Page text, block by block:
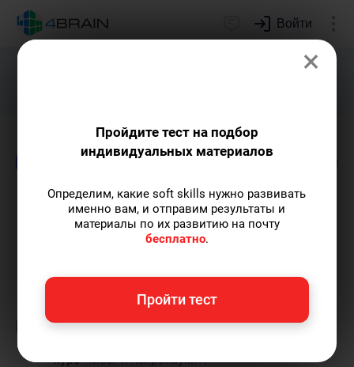
Войти
Подарим индивидуальный план
Известные личности
Концепция Лурии: как
работает наш мозг?
Мадина Джиоева
— автор статей и курсов,
преподаватель английского, финансовый
волонтер.Пишу статьи по теме«Известные
курс«Мозг и нейронауки».
×
Пройдите тест на подбор
индивидуальных материалов
Определим, какие soft skills нужно развивать
именно вам, и отправим результаты и
материалы по их развитию на почту
бесплатно.
Пройти тест